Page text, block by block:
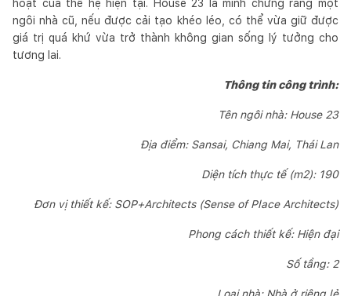
hoạt của thế hệ hiện tại. House 23 là minh chứng rằng một
ngôi nhà cũ, nếu được cải tạo khéo léo, có thể vừa giữ được
giá trị quá khứ vừa trở thành không gian sống lý tưởng cho
tương lai.
Thông tin công trình:
Tên ngôi nhà: House 23
Địa điểm: Sansai, Chiang Mai, Thái Lan
Diện tích thực tế (m2): 190
Đơn vị thiết kế: SOP+Architects (Sense of Place Architects)
Phong cách thiết kế: Hiện đại
Số tầng: 2